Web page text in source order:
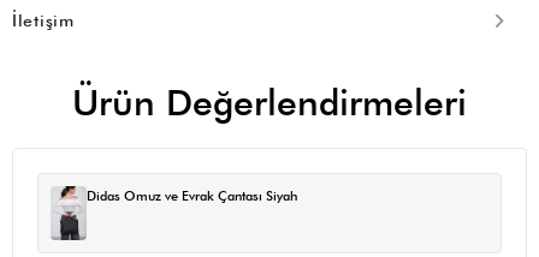
İletişim
Ürün Değerlendirmeleri
Didas Omuz ve Evrak Çantası Siyah